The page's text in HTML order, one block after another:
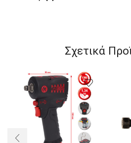
Σχετικά